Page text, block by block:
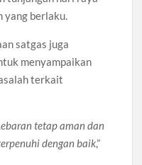
yang berlaku.
satgas juga
menyampaikan
terkait
tetap aman dan
dengan baik,”